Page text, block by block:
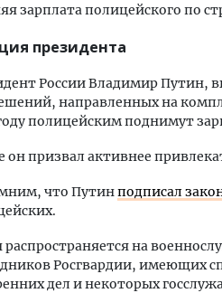
зарплата полицейского по
президента
России Владимир Путин,
направленных на
полицейским поднимут
он призвал активнее
что Путинподписал
распространяется на
Росгвардии, имеющих
дел и некоторых